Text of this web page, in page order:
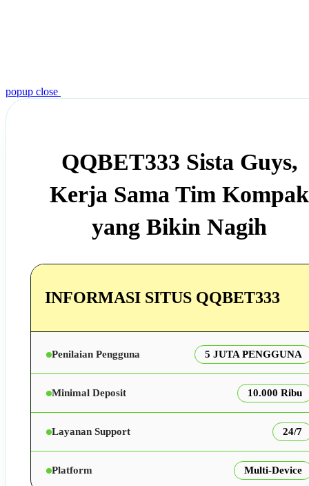
popup close
QQBET333 Sista Guys,
Kerja Sama Tim Kompak
yang Bikin Nagih
INFORMASI SITUS QQBET333
Penilaian Pengguna 5 JUTA PENGGUNA
Minimal Deposit 10.000 Ribu
Layanan Support 24/7
Platform Multi-Device